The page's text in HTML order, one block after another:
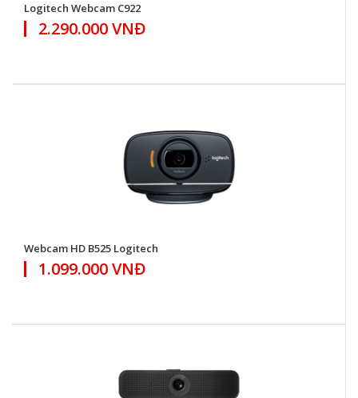
Logitech Webcam C922
2.290.000 VNĐ
Webcam HD B525 Logitech
1.099.000 VNĐ